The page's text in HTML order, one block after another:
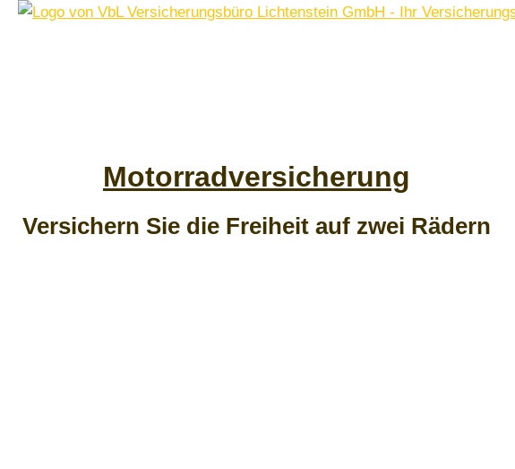
Motor­rad­ver­sicherung
Versichern Sie die Freiheit auf zwei Rädern